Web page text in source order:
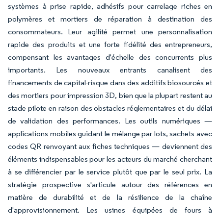
systèmes à prise rapide, adhésifs pour carrelage riches en
polymères et mortiers de réparation à destination des
consommateurs. Leur agilité permet une personnalisation
rapide des produits et une forte fidélité des entrepreneurs,
compensant les avantages d'échelle des concurrents plus
importants. Les nouveaux entrants canalisent des
financements de capital-risque dans des additifs biosourcés et
des mortiers pour impression 3D, bien que la plupart restent au
stade pilote en raison des obstacles réglementaires et du délai
de validation des performances. Les outils numériques —
applications mobiles guidant le mélange par lots, sachets avec
codes QR renvoyant aux fiches techniques — deviennent des
éléments indispensables pour les acteurs du marché cherchant
à se différencier par le service plutôt que par le seul prix. La
stratégie prospective s'articule autour des références en
matière de durabilité et de la résilience de la chaîne
d'approvisionnement. Les usines équipées de fours à